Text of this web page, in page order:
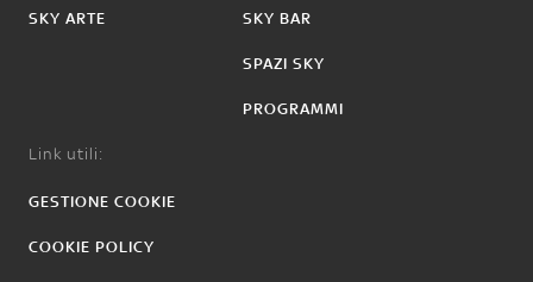
SKY ARTE SKY BAR
SPAZI SKY
PROGRAMMI
Link utili:
GESTIONE COOKIE
COOKIE POLICY